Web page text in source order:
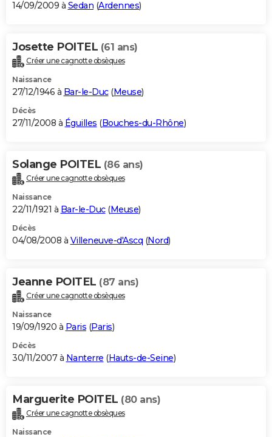
14/09/2009 à Sedan (Ardennes)
Josette POITEL (61 ans)
Créer une cagnotte obsèques
Naissance
27/12/1946 à Bar-le-Duc(Meuse)
Décès
27/11/2008 à Éguilles (Bouches-du-Rhône)
Solange POITEL (86 ans)
Créer une cagnotte obsèques
Naissance
22/11/1921 à Bar-le-Duc(Meuse)
Décès
04/08/2008 à Villeneuve-d'Ascq (Nord)
Jeanne POITEL (87 ans)
Créer une cagnotte obsèques
Naissance
19/09/1920 à Paris (Paris)
Décès
30/11/2007 à Nanterre (Hauts-de-Seine)
Marguerite POITEL (80 ans)
Créer une cagnotte obsèques
Naissance